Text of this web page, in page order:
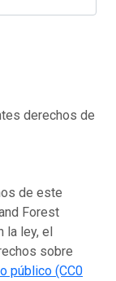
derechos de
de este
Forest
la ley, el
sobre
público (CC0